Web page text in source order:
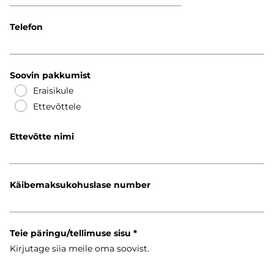
Telefon
Soovin pakkumist
Eraisikule
Ettevõttele
Ettevõtte nimi
Käibemaksukohuslase number
Teie päringu/tellimuse sisu